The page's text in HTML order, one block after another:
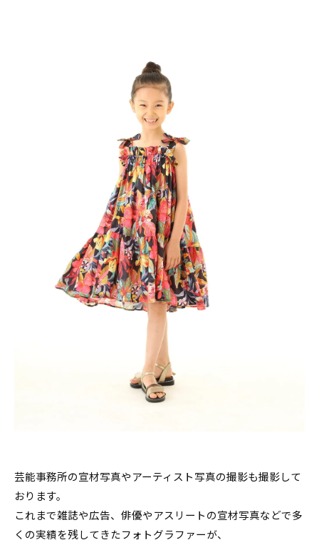
芸能事務所の宣材写真やアーティスト写真の撮影も撮影して
おります。
これまで雑誌や広告、俳優やアスリートの宣材写真などで多
くの実績を残してきたフォトグラファーが、